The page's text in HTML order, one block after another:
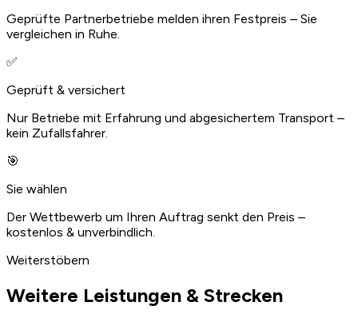
Geprüfte Partnerbetriebe melden ihren Festpreis – Sie
vergleichen in Ruhe.
✅
Geprüft & versichert
Nur Betriebe mit Erfahrung und abgesichertem Transport –
kein Zufallsfahrer.
🎯
Sie wählen
Der Wettbewerb um Ihren Auftrag senkt den Preis –
kostenlos & unverbindlich.
Weiterstöbern
Weitere Leistungen & Strecken